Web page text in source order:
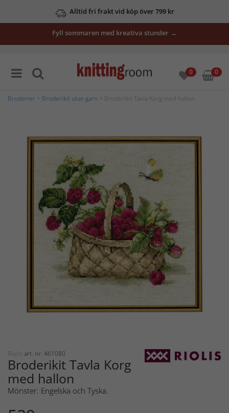
Alltid fri frakt vid köp över 799 kr
Fyll sommaren med kreativa stunder →
0 0
Broderier Broderikit utan garn > Broderikit Tavla Korg med hallon
Riolis art. nr: 461080
Broderikit Tavla Korg
med hallon
Mönster: Engelska och Tyska.